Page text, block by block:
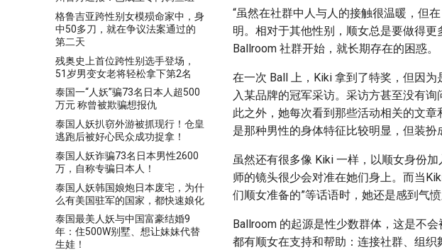
格鲁吉亚跨性别女模殒命家中，身
中50多刀，就在争议法案通过的
第二天
残奥史上首位跨性别选手登场，
51岁男变女老将轻松拿下第2名
泰国一“人妖”骗73名日本人超500
万元 称曾被欺骗想报仇
泰国人妖扒窃外游被抓现行！仓皇
逃跑后被好心民众成功捉拿！
泰国人妖诈骗73名日本男性2600
万，自称专骗日本人！
泰国人妖韩国娘炮日本废宅，为什
么有美国驻军的国家，都快速娘化
泰国最美人妖与中国富豪结婚9
年：住500W别墅、想让妹妹代替
生娃！
“虽然在社群中人与人的接触很温暖，但
明。相对于其他性别，顺女总是要做得
Ballroom 社群开始，就长期存在的困惑。
在一次 Ball 上，Kiki 拿到了特奖，但因为
入某品牌的冠军采访。采访方甚至没有
此之外，她每次看到那些活动相关的文
是那种男性的身体特征比较明显，但装扮
虽然还有很多像 Kiki 一样，以顺女身份
师的镜头很少会对准在她们身上。而当
们顺女准备的”等话语时，她还是感到气愤
Ballroom 的起源是性少数群体，这是不
都有顺女在支持和帮助：连接社群、组